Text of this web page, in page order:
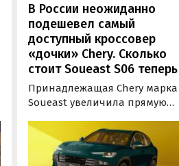
В России неожиданно
подешевел самый
доступный кроссовер
«дочки» Chery. Сколько
стоит Soueast S06 теперь
Принадлежащая Chery марка
Soueast увеличила прямую
доступный кроссовер S06 в
России на 100 тыс. рублей.
Теперь при его покупке